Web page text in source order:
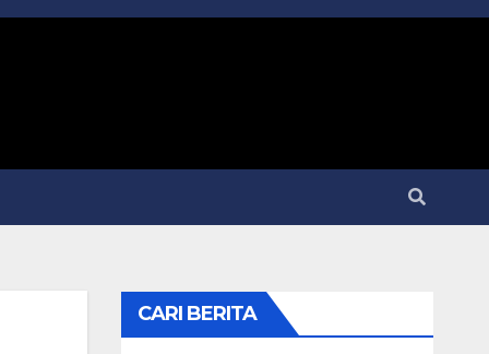
CARI BERITA